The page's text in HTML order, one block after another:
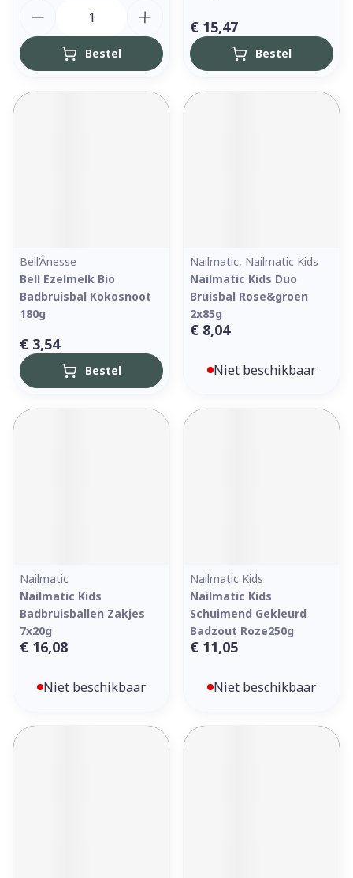
Bestel
€ 15,47
Bestel
Bell’Ânesse
Bell Ezelmelk Bio
Badbruisbal Kokosnoot
180g
€ 3,54
Bestel
Nailmatic, Nailmatic Kids
Nailmatic Kids Duo
Bruisbal Rose&groen
2x85g
€ 8,04
Niet beschikbaar
Nailmatic
Nailmatic Kids
Badbruisballen Zakjes
7x20g
€ 16,08
Niet beschikbaar
Nailmatic Kids
Nailmatic Kids
Schuimend Gekleurd
Badzout Roze250g
€ 11,05
Niet beschikbaar